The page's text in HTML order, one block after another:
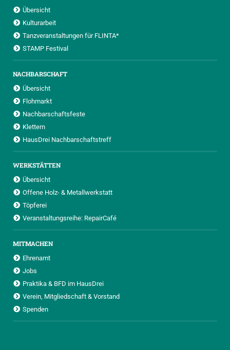
Übersicht
Kulturarbeit
Tanzveranstaltungen für FLINTA*
STAMP Festival
NACHBARSCHAFT
Übersicht
Flohmarkt
Nachbarschaftsfeste
Klettern
HausDrei Nachbarschaftstreff
WERKSTÄTTEN
Übersicht
Offene Holz- & Metallwerkstatt
Töpferei
Veranstaltungsreihe: RepairCafé
MITMACHEN
Ehrenamt
Jobs
Praktika & BFD im HausDrei
Verein, Mitgliedschaft & Vorstand
Spenden